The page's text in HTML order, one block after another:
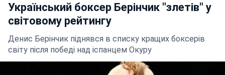
Український боксер Берінчик "злетів" у
світовому рейтингу
Денис Берінчик піднявся в списку кращих боксерів
світу після победі над іспанцем Окуру